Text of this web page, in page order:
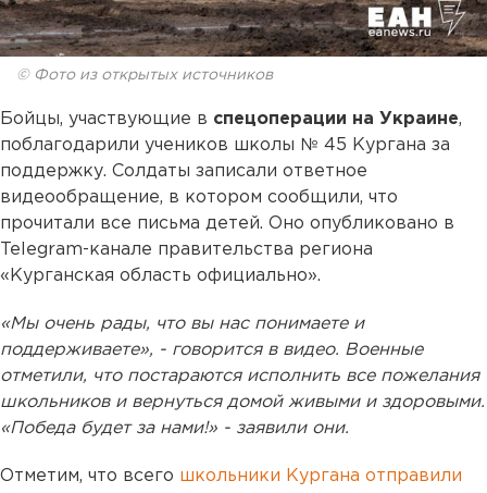
© Фото из открытых источников
Бойцы, участвующие в спецоперации на Украине,
поблагодарили учеников школы № 45 Кургана за
поддержку. Солдаты записали ответное
видеообращение, в котором сообщили, что
прочитали все письма детей. Оно опубликовано в
Telegram-канале правительства региона
«Курганская область официально».
«Мы очень рады, что вы нас понимаете и
поддерживаете», - говорится в видео. Военные
отметили, что постараются исполнить все пожелания
школьников и вернуться домой живыми и здоровыми.
«Победа будет за нами!» - заявили они.
Отметим, что всего школьники Кургана отправили